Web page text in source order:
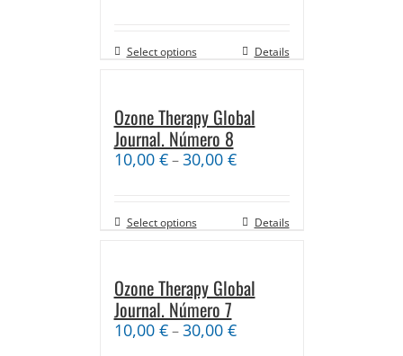
Select options Details
Ozone Therapy Global
Journal. Número 8
10,00 €–30,00 €
Select options Details
Ozone Therapy Global
Journal. Número 7
10,00 €–30,00 €